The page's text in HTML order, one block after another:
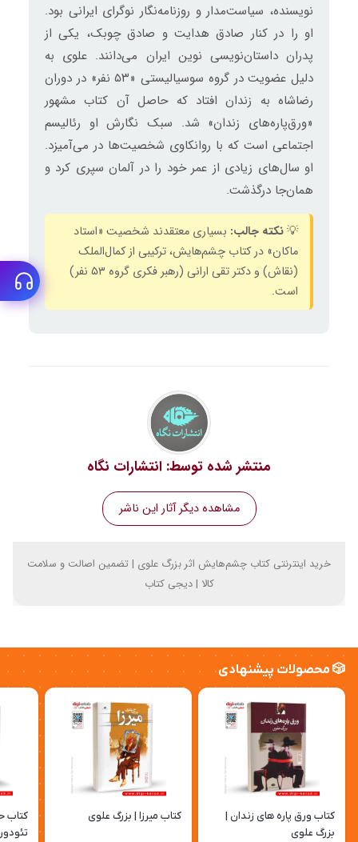
نویسنده، سیاست‌مدار و روزنامه‌نگار نوگرای ایرانی بود.
او را در کنار صادق هدایت و صادق چوبک، یکی از
پدران داستان‌نویسی نوین ایران می‌دانند. علوی به
دلیل عضویت در گروه سوسیالیستی «۵۳ نفر» در دوران
رضاشاه به زندان افتاد که حاصل آن کتاب مشهور
«ورق‌‌پاره‌های زندان» شد. سبک نگارش او رئالیسم
اجتماعی است که با روانکاوی شخصیت‌ها در می‌آمیزد.
او سال‌های زیادی از عمر خود را در آلمان سپری کرد و
همان‌جا درگذشت.
💡نکته جالب: بسیاری معتقدند شخصیت «استاد
ماکان» در کتاب چشم‌هایش، ترکیبی از کمال‌الملک
(نقاش) و دکتر تقی ارانی (رهبر فکری گروه ۵۳ نفر)
است.
منتشر شده توسط: انتشارات نگاه
مشاهده دیگر آثار این ناشر
خرید اینترنتی کتاب چشم‌هایش اثر بزرگ علوی | تضمین اصالت و سلامت
کالا | دیجی کتاب
🎲 محصولات پیشنهادی
کتاب ورق پاره های زندان |
بزرگ علوی
کتاب میرزا | بزرگ علوی
کتاب